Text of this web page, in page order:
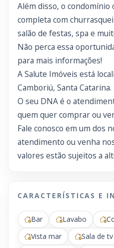
Além disso, o
completa com
salão de festas, spa e
Não perca essa
para mais informações!
A Salute Imóveis está
Camboriú, Santa Catarina.
O seu DNA é o
quem quer comprar ou
Fale conosco em um dos
atendimento ou venha
valores estão sujeitos a
CARACTERÍSTICAS E
Bar Lavabo
Vista mar
Sala de tv